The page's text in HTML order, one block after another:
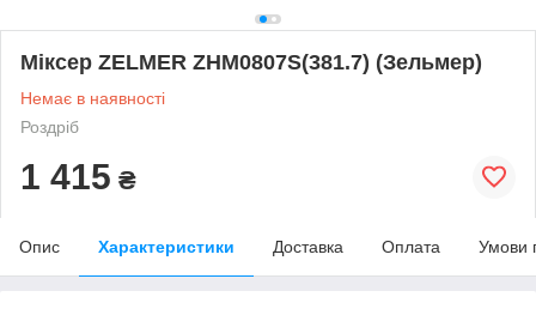
Міксер ZELMER ZHM0807S(381.7) (Зельмер)
Немає в наявності
Роздріб
1 415 ₴
Опис Характеристики Доставка Оплата Умови